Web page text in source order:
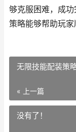
够克服困难，成
策略能够帮助玩家
无限技能配装策
« 上一篇
没有了！